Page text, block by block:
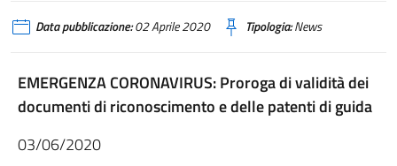
Data pubblicazione:02 Aprile 2020 Tipologia:News
EMERGENZA CORONAVIRUS: Proroga di validità dei
documenti di riconoscimento e delle patenti di guida
03/06/2020